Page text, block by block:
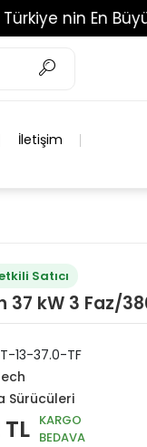
nin En Büyük
İletişim
Satıcı
37 kW 3 Faz/
13-37.0-TF
Sürücüleri
KARGO
BEDAVA